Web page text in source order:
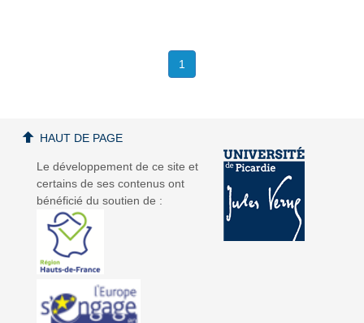
1
Le développement de ce site et
certains de ses contenus ont
bénéficié du soutien de :
HAUT DE PAGE